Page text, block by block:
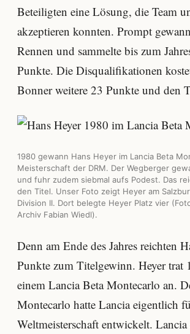
Beteiligten eine Lösung, die Team
akzeptieren konnten. Prompt
Rennen und sammelte bis zum
Punkte. Die Disqualifikationen
Bonner weitere 23 Punkte und den
1980 gewann Hans Heyer im Lancia Beta
Meisterschaft der DRM. Der Wegberger
und fuhr zudem siebmal aufs Podest. Das
den Titel. Unser Foto zeigt Heyer am
Division II. Dort belegte Heyer Platz vier
Archiv Fabian Wiedl).
Denn am Ende des Jahres reichten
Punkte zum Titelgewinn. Heyer trat
einem Lancia Beta Montecarlo an.
Montecarlo hatte Lancia eigentlich
Weltmeisterschaft entwickelt. Lancia